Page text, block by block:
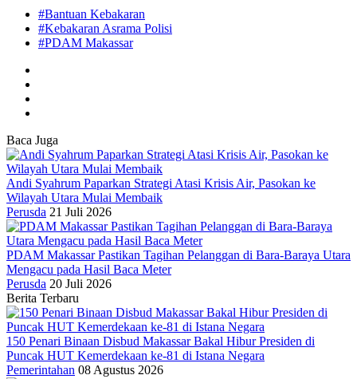
#Bantuan Kebakaran
#Kebakaran Asrama Polisi
#PDAM Makassar
Baca Juga
Andi Syahrum Paparkan Strategi Atasi Krisis Air, Pasokan ke
Wilayah Utara Mulai Membaik
Perusda 21 Juli 2026
PDAM Makassar Pastikan Tagihan Pelanggan di Bara-Baraya Utara
Mengacu pada Hasil Baca Meter
Perusda 20 Juli 2026
Berita Terbaru
150 Penari Binaan Disbud Makassar Bakal Hibur Presiden di
Puncak HUT Kemerdekaan ke-81 di Istana Negara
Pemerintahan 08 Agustus 2026